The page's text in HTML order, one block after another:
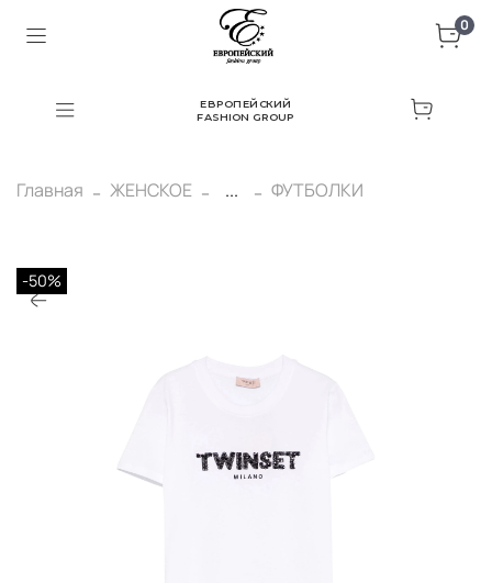
0
ЕВРОПЕЙСКИЙ
FASHION GROUP
Главная ЖЕНСКОЕ ... ФУТБОЛКИ
-50%